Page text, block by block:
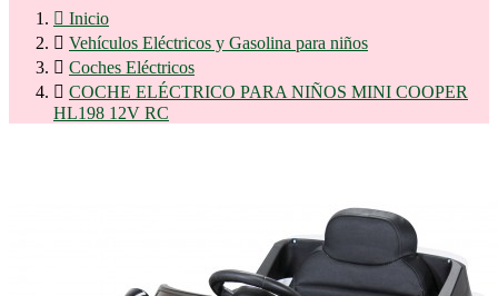
 Inicio
 Vehículos Eléctricos y Gasolina para niños
 Coches Eléctricos
 COCHE ELÉCTRICO PARA NIÑOS MINI COOPER
HL198 12V RC